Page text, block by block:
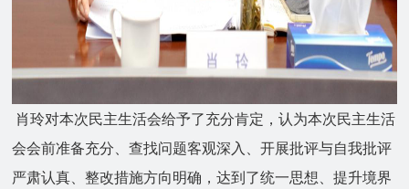
肖玲对本次民主生活会给予了充分肯定，认为本次民主生活
会会前准备充分、查找问题客观深入、开展批评与自我批评
严肃认真、整改措施方向明确，达到了统一思想、提升境界